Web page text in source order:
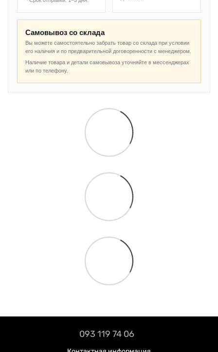
Самовывоз со склада
Вы можете самостоятельно забрать товар со склада при условии
его наличия и по предварительной договоренности с менеджером.
Наличие товара и детали самовывоза уточняйте в мессенджерах
или по телефону.
093 119 74 06